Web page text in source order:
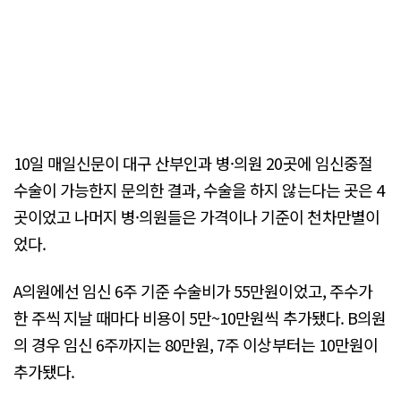
10일 매일신문이 대구 산부인과 병·의원 20곳에 임신중절
수술이 가능한지 문의한 결과, 수술을 하지 않는다는 곳은 4
곳이었고 나머지 병·의원들은 가격이나 기준이 천차만별이
었다.
A의원에선 임신 6주 기준 수술비가 55만원이었고, 주수가
한 주씩 지날 때마다 비용이 5만~10만원씩 추가됐다. B의원
의 경우 임신 6주까지는 80만원, 7주 이상부터는 10만원이
추가됐다.